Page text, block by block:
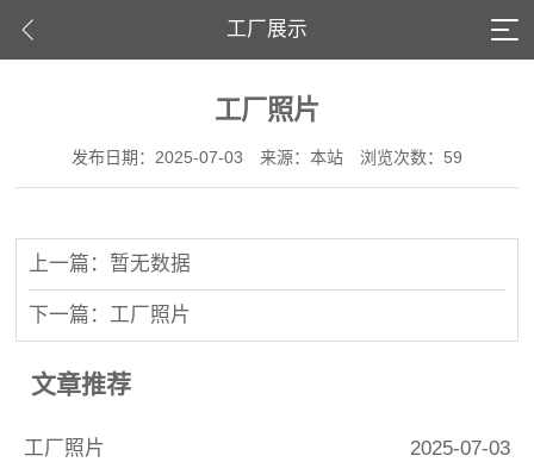
工厂展示
工厂照片
发布日期：2025-07-03 来源：本站 浏览次数：59
上一篇：暂无数据
下一篇：工厂照片
文章推荐
工厂照片 2025-07-03